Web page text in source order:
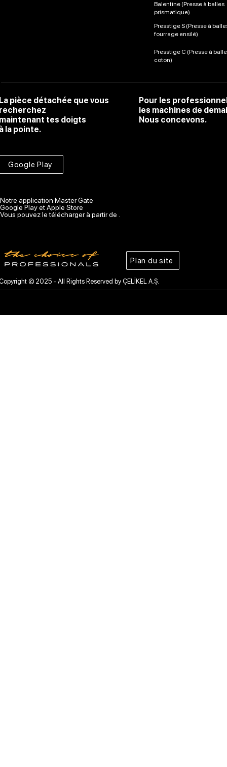
Balentine (Presse à balles
prismatique)
Presstige S (Presse à
fourrage ensilé)
Presstige C (Presse à
coton)
pièce détachée que vous
tes doigts
la pointe.
Pour les
les machines de
Nous concevons.
Google Play
Notre application Master Gate
Google Play et Apple Store
Vous pouvez le télécharger à partir de .
Plan du site
© 2025 - All Rights Reserved by ÇELİKEL A.Ş.